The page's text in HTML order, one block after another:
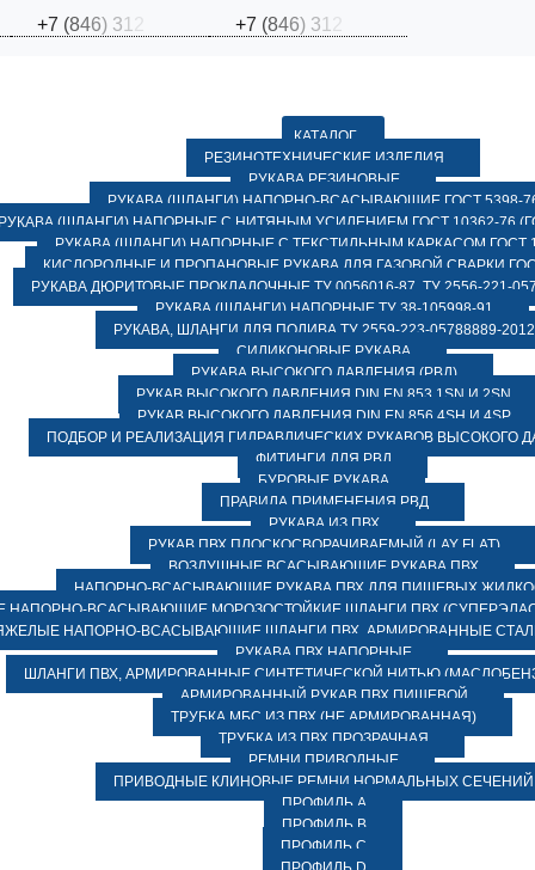
+7 (846) 31 +7 (846) 31
КАТАЛОГ
РЕЗИНОТЕХНИЧЕСКИЕ ИЗДЕЛИЯ
РУКАВА РЕЗИНОВЫЕ
РУКАВА (ШЛАНГИ) НАПОРНО-ВСАСЫВАЮЩИЕ ГОСТ 5398-
(ШЛАНГИ) НАПОРНЫЕ С НИТЯНЫМ УСИЛЕНИЕМ ГОСТ 10362-76
РУКАВА (ШЛАНГИ) НАПОРНЫЕ С ТЕКСТИЛЬНЫМ КАРКАСОМ ГОСТ
КИСЛОРОДНЫЕ И ПРОПАНОВЫЕ РУКАВА ДЛЯ ГАЗОВОЙ СВАРКИ
РУКАВА ДЮРИТОВЫЕ ПРОКЛАДОЧНЫЕ ТУ 0056016-87, ТУ 2556-221-
РУКАВА (ШЛАНГИ) НАПОРНЫЕ ТУ 38-105998-91
РУКАВА, ШЛАНГИ ДЛЯ ПОЛИВА ТУ 2559-223-05788889-2012
СИЛИКОНОВЫЕ РУКАВА
РУКАВА ВЫСОКОГО ДАВЛЕНИЯ (РВД)
РУКАВ ВЫСОКОГО ДАВЛЕНИЯ DIN EN 853 1SN И 2SN
РУКАВ ВЫСОКОГО ДАВЛЕНИЯ DIN EN 856 4SH И 4SP
ПОДБОР И РЕАЛИЗАЦИЯ ГИДРАВЛИЧЕСКИХ РУКАВОВ ВЫСОКОГО
ФИТИНГИ ДЛЯ РВД
БУРОВЫЕ РУКАВА
ПРАВИЛА ПРИМЕНЕНИЯ РВД
РУКАВА ИЗ ПВХ
РУКАВ ПВХ ПЛОСКОСВОРАЧИВАЕМЫЙ (LAY FLAT)
ВОЗДУШНЫЕ ВСАСЫВАЮЩИЕ РУКАВА ПВХ
НАПОРНО-ВСАСЫВАЮЩИЕ РУКАВА ПВХ ДЛЯ ПИЩЕВЫХ
НАПОРНО-ВСАСЫВАЮЩИЕ МОРОЗОСТОЙКИЕ ШЛАНГИ ПВХ
НАПОРНО-ВСАСЫВАЮЩИЕ ШЛАНГИ ПВХ, АРМИРОВАННЫЕ
РУКАВА ПВХ НАПОРНЫЕ
ШЛАНГИ ПВХ, АРМИРОВАННЫЕ СИНТЕТИЧЕСКОЙ НИТЬЮ
АРМИРОВАННЫЙ РУКАВ ПВХ ПИЩЕВОЙ
ТРУБКА МБС ИЗ ПВХ (НЕ АРМИРОВАННАЯ)
ТРУБКА ИЗ ПВХ ПРОЗРАЧНАЯ
РЕМНИ ПРИВОДНЫЕ
ПРИВОДНЫЕ КЛИНОВЫЕ РЕМНИ НОРМАЛЬНЫХ СЕЧЕНИЙ
ПРОФИЛЬ A
ПРОФИЛЬ B
ПРОФИЛЬ C